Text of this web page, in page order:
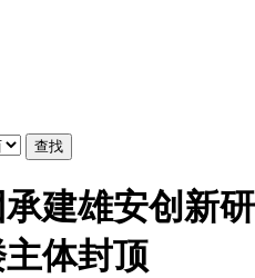
建雄安创新
体封顶